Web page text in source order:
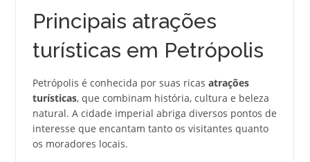
Principais atrações
turísticas em Petrópolis
Petrópolis é conhecida por suas ricas atrações
turísticas, que combinam história, cultura e beleza
natural. A cidade imperial abriga diversos pontos de
interesse que encantam tanto os visitantes quanto
os moradores locais.